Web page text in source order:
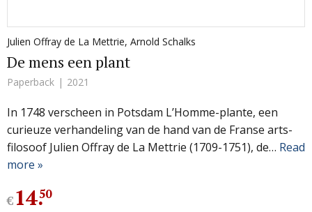
Julien Offray de La Mettrie, Arnold Schalks
De mens een plant
Paperback 2021
In 1748 verscheen in Potsdam L’Homme-plante, een
curieuze verhandeling van de hand van de Franse arts-
filosoof Julien Offray de La Mettrie (1709-1751), de… Read
more »
€14.
50